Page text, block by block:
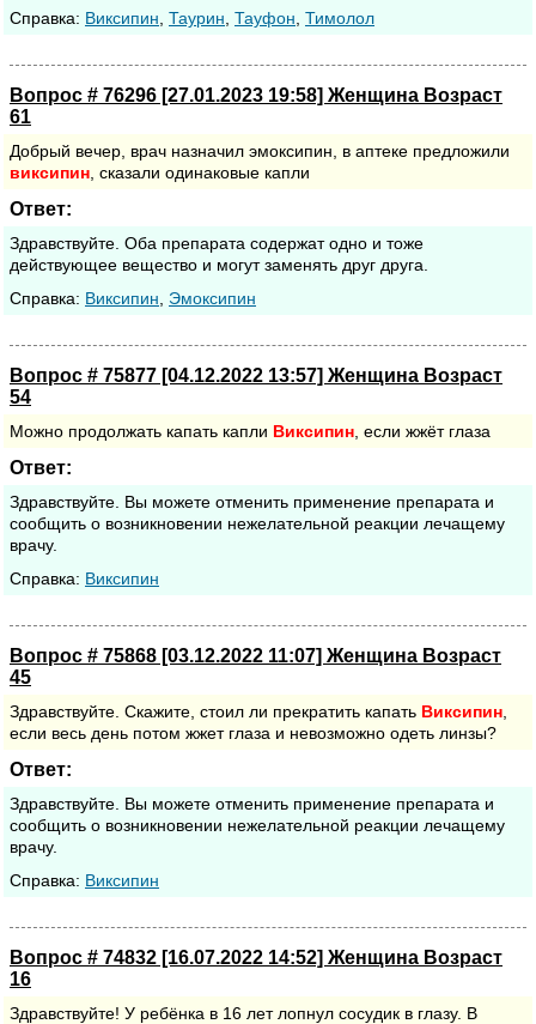
Cправка: Виксипин Таурин Тауфон Тимолол
Вопрос # 76296 [27.01.2023 19:58] Женщина Возраст
61
Добрый вечер, врач назначил эмоксипин, в аптеке предложили
виксипин , сказали одинаковые капли
Ответ:
Здравствуйте. Оба препарата содержат одно и тоже
действующее вещество и могут заменять друг друга.
Cправка: Виксипин Эмоксипин
Вопрос # 75877 [04.12.2022 13:57] Женщина Возраст
54
Можно продолжать капать капли Виксипин , если жжёт глаза
Ответ:
Здравствуйте. Вы можете отменить применение препарата и
сообщить о возникновении нежелательной реакции лечащему
врачу.
Cправка: Виксипин
Вопрос # 75868 [03.12.2022 11:07] Женщина Возраст
45
Здравствуйте. Скажите, стоил ли прекратить капать Виксипин
если весь день потом жжет глаза и невозможно одеть линзы?
Ответ:
Здравствуйте. Вы можете отменить применение препарата и
сообщить о возникновении нежелательной реакции лечащему
врачу.
Cправка: Виксипин
Вопрос # 74832 [16.07.2022 14:52] Женщина Возраст
16
Здравствуйте! У ребёнка в 16 лет лопнул сосудик в глазу. В